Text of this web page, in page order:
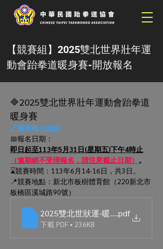
【競賽組】2025雙北世界壯年運
動會跆拳道暖身賽-開放報名
🔷2025雙北世界壯年運動會跆拳道
暖身賽
🔗賽事報名連結
📅報名日期：
即日起至113年5月31日(星期五)下午4時止
（逾期絕不受理報名，請注意截止日期） 。
⌛️競賽時間：113年6月14-16日，共3日。
📍競賽地點：新北市板樹體育館（220新北市
板橋區溪城路90號）
2025雙北世狀運-暖身賽_約
.pdf
下載 PDF • 236KB